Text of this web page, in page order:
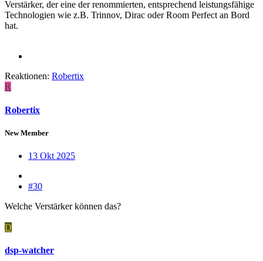
Verstärker, der eine der renommierten, entsprechend leistungsfähige
Technologien wie z.B. Trinnov, Dirac oder Room Perfect an Bord
hat.
Reaktionen: Robertix
R
Robertix
New Member
13 Okt 2025
#30
Welche Verstärker können das?
D
dsp-watcher